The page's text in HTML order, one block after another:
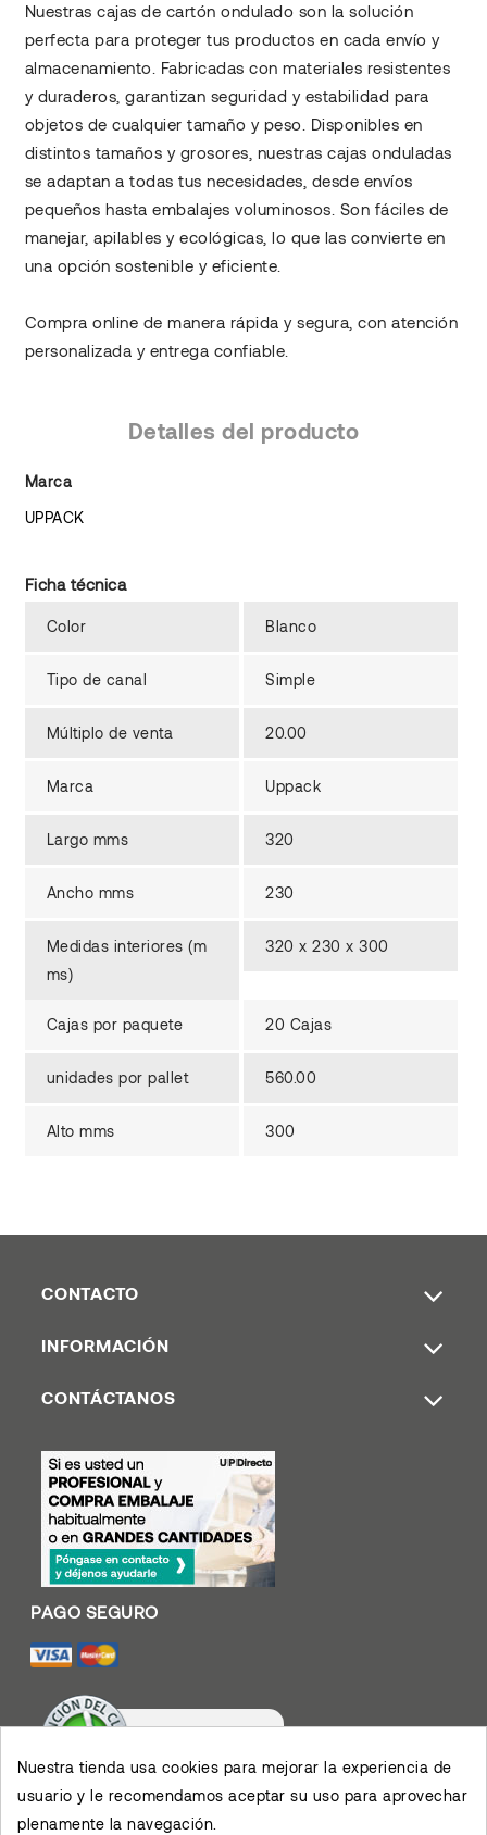
Nuestras cajas de cartón ondulado son la solución
perfecta para proteger tus productos en cada envío y
almacenamiento. Fabricadas con materiales resistentes
y duraderos, garantizan seguridad y estabilidad para
objetos de cualquier tamaño y peso. Disponibles en
distintos tamaños y grosores, nuestras cajas onduladas
se adaptan a todas tus necesidades, desde envíos
pequeños hasta embalajes voluminosos. Son fáciles de
manejar, apilables y ecológicas, lo que las convierte en
una opción sostenible y eficiente.
Compra online de manera rápida y segura, con atención
personalizada y entrega confiable.
Detalles del producto
Marca
UPPACK
Ficha técnica
Color Blanco
Tipo de canal Simple
Múltiplo de venta 20.00
Marca Uppack
Largo mms 320
Ancho mms 230
Medidas interiores (m
ms)
320 x 230 x 300
Cajas por paquete 20 Cajas
unidades por pallet 560.00
Alto mms 300
CONTACTO
INFORMACIÓN
CONTÁCTANOS
Valoración De Clientes
Muy contento con el
Nuestra tienda usa cookies para mejorar la experiencia de
usuario y le recomendamos aceptar su uso para aprovechar
plenamente la navegación.